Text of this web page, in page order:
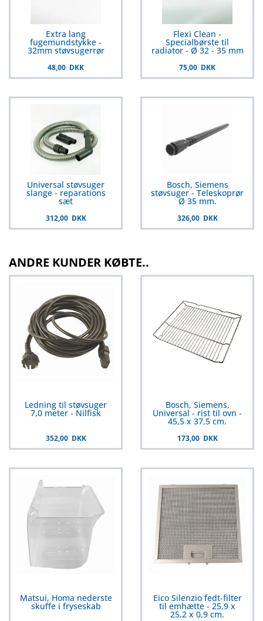
Extra lang
fugemundstykke -
32mm støvsugerrør
48,00 DKK
Flexi Clean -
Specialbørste til
radiator - Ø 32 - 35 mm
75,00 DKK
Universal støvsuger
slange - reparations
sæt
312,00 DKK
Bosch, Siemens
støvsuger - Teleskoprør
Ø 35 mm.
326,00 DKK
ANDRE KUNDER KØBTE..
Ledning til støvsuger
7,0 meter - Nilfisk
352,00 DKK
Bosch, Siemens,
Universal - rist til ovn -
45,5 x 37,5 cm.
173,00 DKK
Matsui, Homa nederste
skuffe i fryseskab
Eico Silenzio fedt-filter
til emhætte - 25,9 x
25,2 x 0,9 cm.